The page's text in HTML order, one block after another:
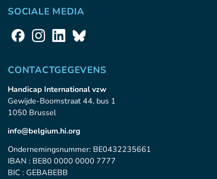
SOCIALE MEDIA
CONTACTGEGEVENS
Handicap International vzw
Gewijde-Boomstraat 44, bus 1
1050 Brussel
info@belgium.hi.org
Ondernemingsnummer: BE0432235661
IBAN : BE80 0000 0000 7777
BIC : GEBABEBB